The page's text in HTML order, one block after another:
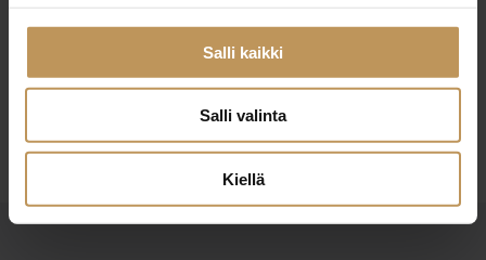
Salli kaikki
Salli valinta
Kiellä
Miikka Lahtinen
Lue artikkeli